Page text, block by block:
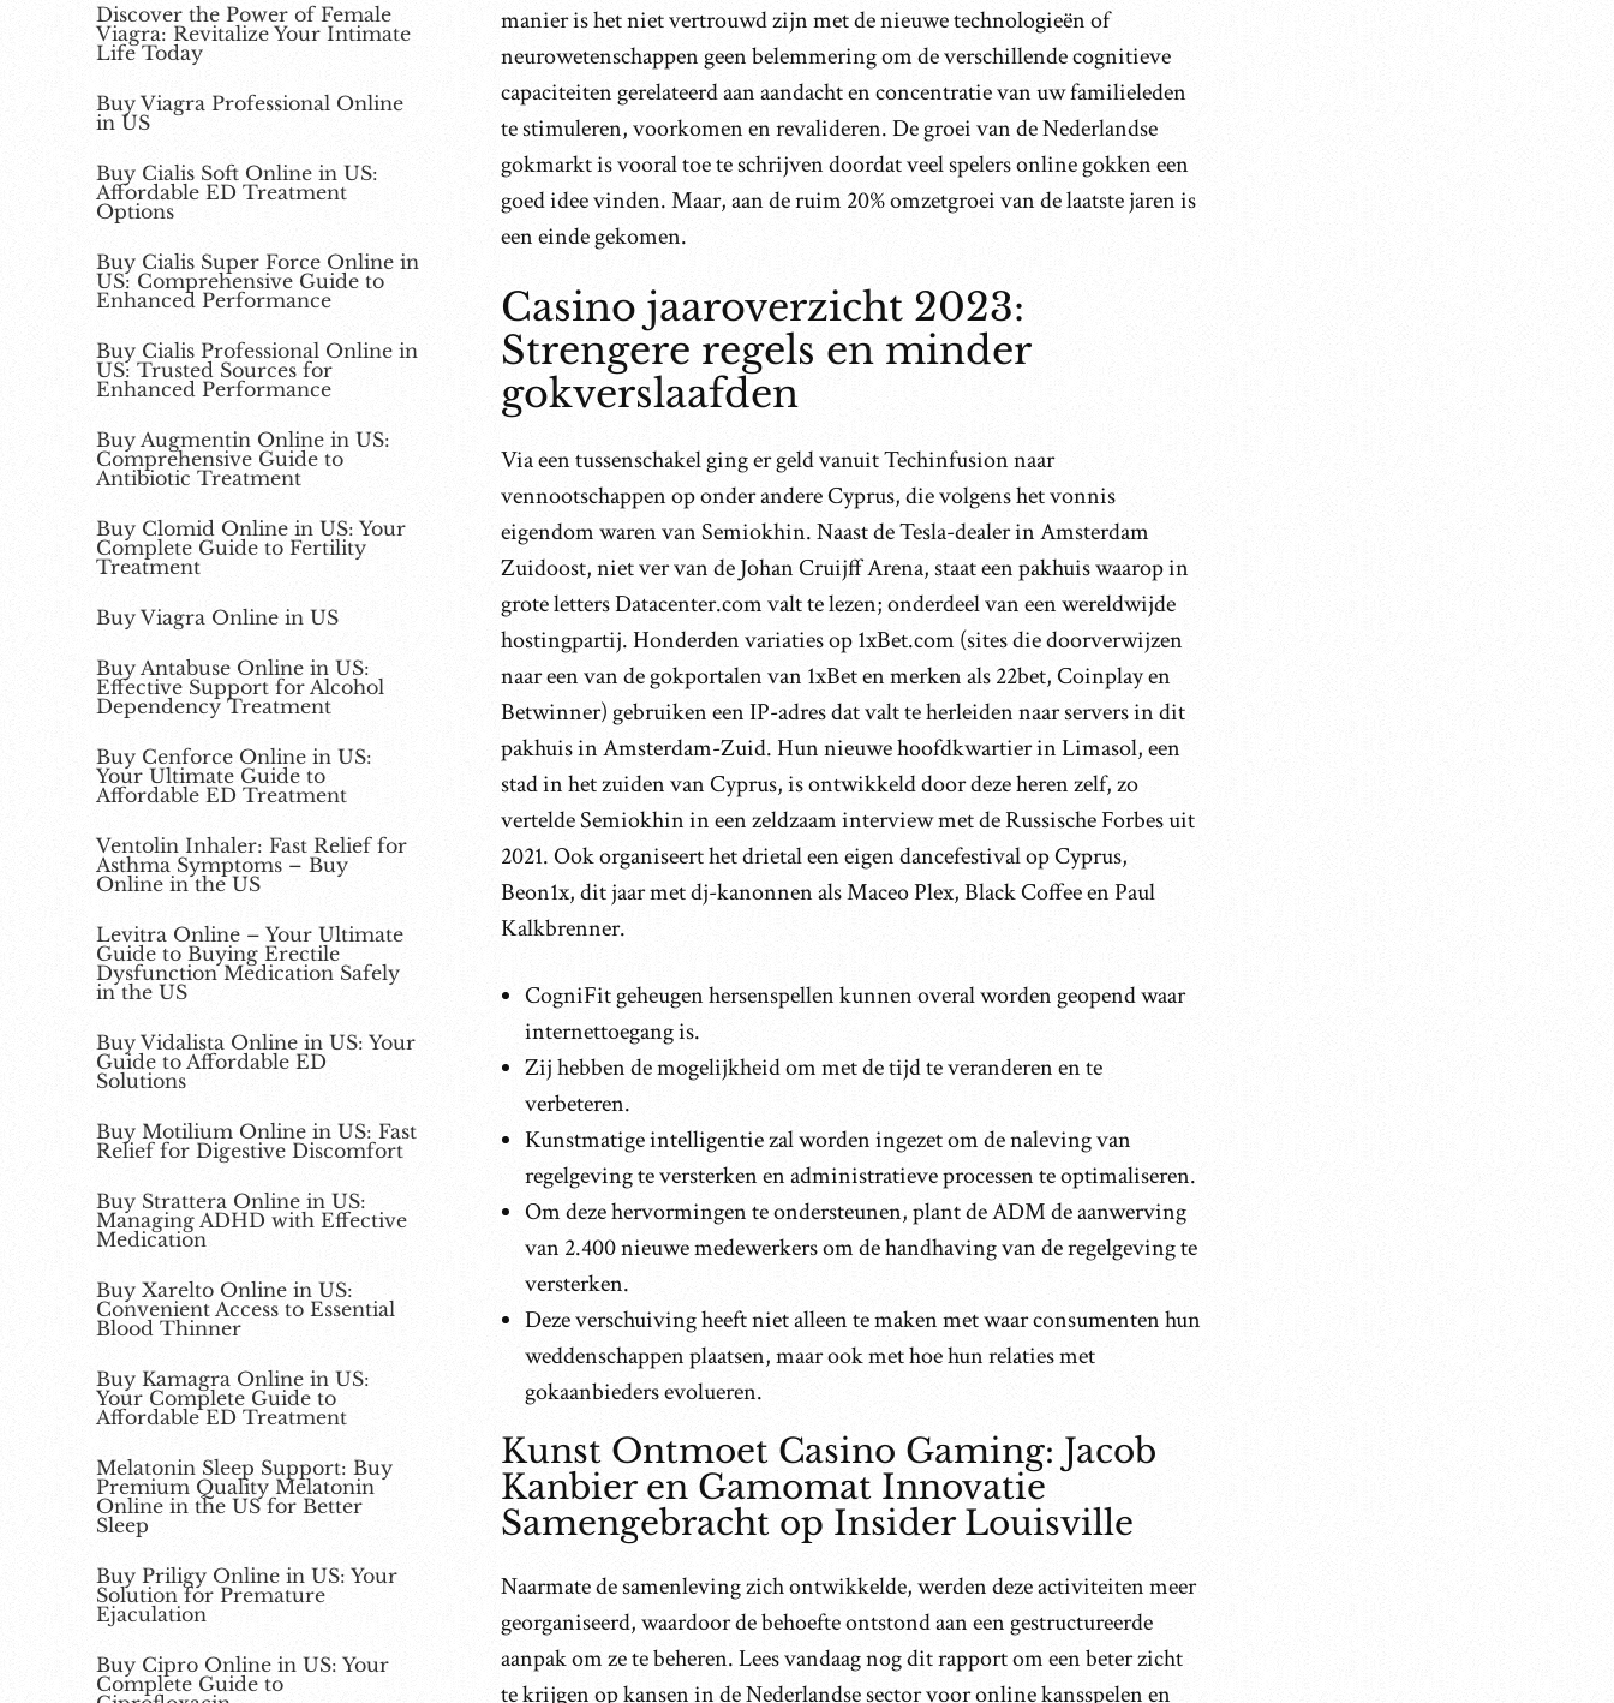
Discover the Power of Female
Viagra: Revitalize Your Intimate
Life Today
Buy Viagra Professional Online
in US
Buy Cialis Soft Online in US:
Affordable ED Treatment
Options
Buy Cialis Super Force Online in
US: Comprehensive Guide to
Enhanced Performance
Buy Cialis Professional Online in
US: Trusted Sources for
Enhanced Performance
Buy Augmentin Online in US:
Comprehensive Guide to
Antibiotic Treatment
Buy Clomid Online in US: Your
Complete Guide to Fertility
Treatment
Buy Viagra Online in US
Buy Antabuse Online in US:
Effective Support for Alcohol
Dependency Treatment
Buy Cenforce Online in US:
Your Ultimate Guide to
Affordable ED Treatment
Ventolin Inhaler: Fast Relief for
Asthma Symptoms – Buy
Online in the US
Levitra Online – Your Ultimate
Guide to Buying Erectile
Dysfunction Medication Safely
in the US
Buy Vidalista Online in US: Your
Guide to Affordable ED
Solutions
Buy Motilium Online in US: Fast
Relief for Digestive Discomfort
Buy Strattera Online in US:
Managing ADHD with Effective
Medication
Buy Xarelto Online in US:
Convenient Access to Essential
Blood Thinner
Buy Kamagra Online in US:
Your Complete Guide to
Affordable ED Treatment
Melatonin Sleep Support: Buy
Premium Quality Melatonin
Online in the US for Better
Sleep
Buy Priligy Online in US: Your
Solution for Premature
Ejaculation
Buy Cipro Online in US: Your
Complete Guide to
manier is het niet vertrouwd zijn met de nieuwe technologieën of
neurowetenschappen geen belemmering om de verschillende cognitieve
capaciteiten gerelateerd aan aandacht en concentratie van uw familieleden
te stimuleren, voorkomen en revalideren. De groei van de Nederlandse
gokmarkt is vooral toe te schrijven doordat veel spelers online gokken een
goed idee vinden. Maar, aan de ruim 20% omzetgroei van de laatste jaren is
een einde gekomen.
Casino jaaroverzicht 2023:
Strengere regels en minder
gokverslaafden
Via een tussenschakel ging er geld vanuit Techinfusion naar
vennootschappen op onder andere Cyprus, die volgens het vonnis
eigendom waren van Semiokhin. Naast de Tesla-dealer in Amsterdam
Zuidoost, niet ver van de Johan Cruijff Arena, staat een pakhuis waarop in
grote letters Datacenter.com valt te lezen; onderdeel van een wereldwijde
hostingpartij. Honderden variaties op 1xBet.com (sites die doorverwijzen
naar een van de gokportalen van 1xBet en merken als 22bet, Coinplay en
Betwinner) gebruiken een IP-adres dat valt te herleiden naar servers in dit
pakhuis in Amsterdam-Zuid. Hun nieuwe hoofdkwartier in Limasol, een
stad in het zuiden van Cyprus, is ontwikkeld door deze heren zelf, zo
vertelde Semiokhin in een zeldzaam interview met de Russische Forbes uit
2021. Ook organiseert het drietal een eigen dancefestival op Cyprus,
Beon1x, dit jaar met dj-kanonnen als Maceo Plex, Black Coffee en Paul
Kalkbrenner.
CogniFit geheugen hersenspellen kunnen overal worden geopend waar
internettoegang is.
Zij hebben de mogelijkheid om met de tijd te veranderen en te
verbeteren.
Kunstmatige intelligentie zal worden ingezet om de naleving van
regelgeving te versterken en administratieve processen te optimaliseren.
Om deze hervormingen te ondersteunen, plant de ADM de aanwerving
van 2.400 nieuwe medewerkers om de handhaving van de regelgeving te
versterken.
Deze verschuiving heeft niet alleen te maken met waar consumenten hun
weddenschappen plaatsen, maar ook met hoe hun relaties met
gokaanbieders evolueren.
Kunst Ontmoet Casino Gaming: Jacob
Kanbier en Gamomat Innovatie
Samengebracht op Insider Louisville
Naarmate de samenleving zich ontwikkelde, werden deze activiteiten meer
georganiseerd, waardoor de behoefte ontstond aan een gestructureerde
aanpak om ze te beheren. Lees vandaag nog dit rapport om een beter zicht
te krijgen op kansen in de Nederlandse sector voor online kansspelen en